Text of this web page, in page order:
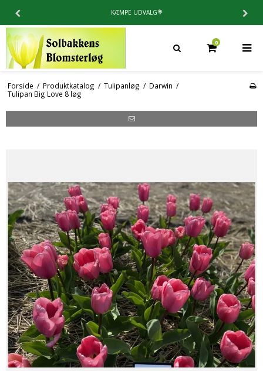
0
Forside / Produktkatalog / Tulipanløg / Darwin /
Tulipan Big Love 8 løg